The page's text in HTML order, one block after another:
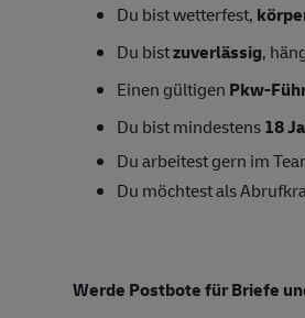
Du bist wetterfest,
Du bistzuverlässig,
Einen gültigen Pkw-
Du bist mindestens18
Du arbeitest gern im
Du möchtest als
Werde Postbote für Briefe